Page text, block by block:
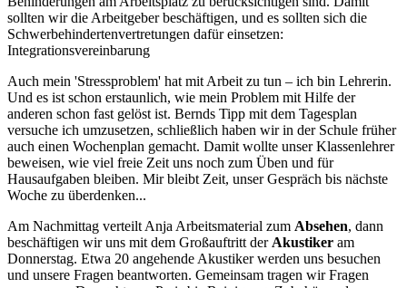
sollten wir die Arbeitgeber beschäftigen, und es sollten sich die
Schwerbehindertenvertretungen dafür einsetzen:
Integrationsvereinbarung
Auch mein 'Stressproblem' hat mit Arbeit zu tun – ich bin Lehrerin.
Und es ist schon erstaunlich, wie mein Problem mit Hilfe der
anderen schon fast gelöst ist. Bernds Tipp mit dem Tagesplan
versuche ich umzusetzen, schließlich haben wir in der Schule früher
auch einen Wochenplan gemacht. Damit wollte unser Klassenlehrer
beweisen, wie viel freie Zeit uns noch zum Üben und für
Hausaufgaben bleiben. Mir bleibt Zeit, unser Gespräch bis nächste
Woche zu überdenken...
Am Nachmittag verteilt Anja Arbeitsmaterial zum Absehen, dann
beschäftigen wir uns mit dem Großauftritt der Akustiker am
Donnerstag. Etwa 20 angehende Akustiker werden uns besuchen
und unsere Fragen beantworten. Gemeinsam tragen wir Fragen